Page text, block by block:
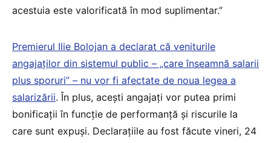
acestuia este valorificată în mod suplimentar.”
Premierul Ilie Bolojan a declarat că veniturile
angajaților din sistemul public – „care înseamnă salarii
plus sporuri” – nu vor fi afectate de noua legea a
salarizării. În plus, acești angajați vor putea primi
bonificații în funcție de performanță și riscurile la
care sunt expuși. Declarațiile au fost făcute vineri, 24